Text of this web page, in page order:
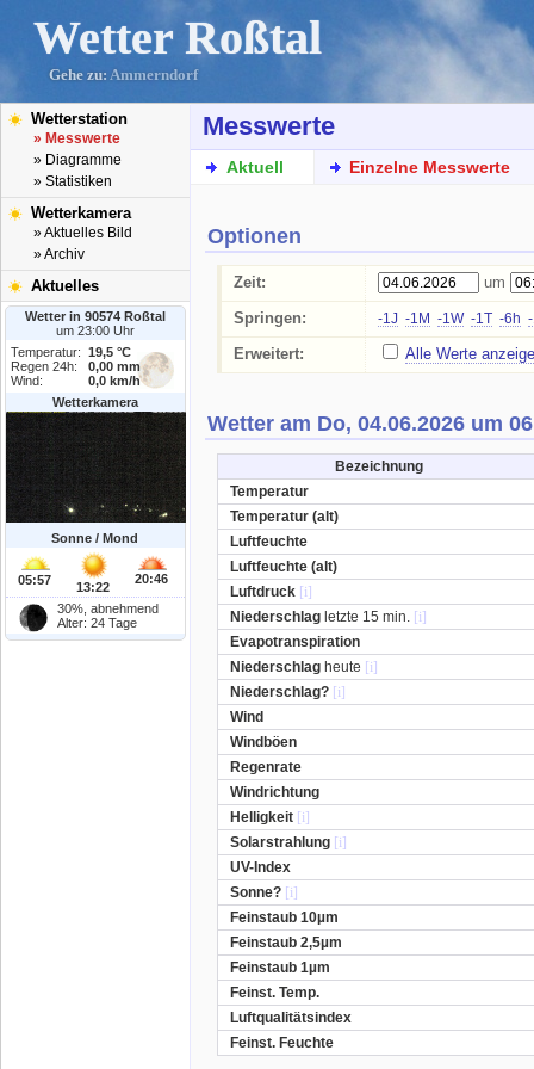
Wetter Roßtal
Gehe zu: Ammerndorf
Wetterstation
» Messwerte
» Diagramme
» Statistiken
Wetterkamera
» Aktuelles Bild
» Archiv
Aktuelles
Wetter in 90574 Roßtal
um 23:00 Uhr
Temperatur:
19,5 °C
Regen 24h:
0,00 mm
Wind:
0,0 km/h
Wetterkamera
Sonne / Mond
05:57 13:22
20:46
30%, abnehmend
Alter: 24 Tage
Messwerte
Aktuell Einzelne Messwerte
Optionen
Zeit:
um
Springen:
-1J -1M -1W -1T -6h
Erweitert: Alle Werte
Wetter am Do, 04.06.2026 um
Bezeichnung
Temperatur
Temperatur (alt)
Luftfeuchte
Luftfeuchte (alt)
Luftdruck [i]
Niederschlag letzte 15 min. [i]
Evapotranspiration
Niederschlag heute [i]
Niederschlag? [i]
Wind
Windböen
Regenrate
Windrichtung
Helligkeit [i]
Solarstrahlung [i]
UV-Index
Sonne? [i]
Feinstaub 10µm
Feinstaub 2,5µm
Feinstaub 1µm
Feinst. Temp.
Luftqualitätsindex
Feinst. Feuchte